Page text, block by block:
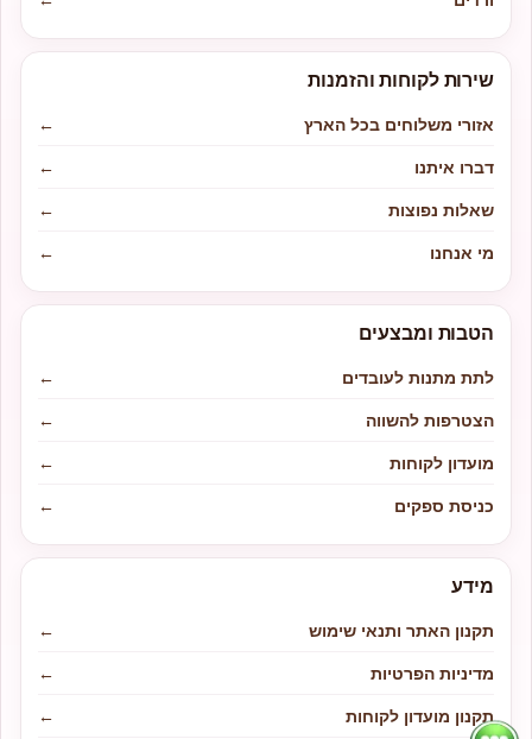
שירות לקוחות והזמנות
אזורי משלוחים בכל הארץ
←
דברו איתנו
←
שאלות נפוצות
←
מי אנחנו
←
הטבות ומבצעים
לתת מתנות לעובדים
←
הצטרפות להשווה
←
מועדון לקוחות
←
כניסת ספקים
←
מידע
תקנון האתר ותנאי שימוש
←
מדיניות הפרטיות
←
תקנון מועדון לקוחות
←